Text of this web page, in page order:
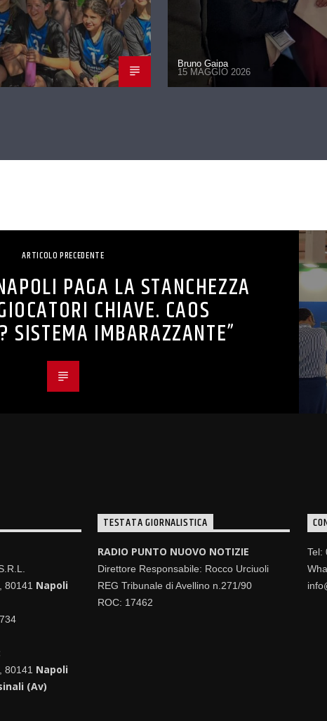
Bruno Gaipa
15 MAGGIO 2026
ARTICOLO PRECEDENTE
PAGA LA STANCHEZZA
CHIAVE. CAOS
SISTEMA IMBARAZZANTE”
80141 Napoli
80141 Napoli
(Av)
TESTATA GIORNALISTICA
RADIO PUNTO NUOVO NOTIZIE
Direttore Responsabile: Rocco Urciuoli
REG Tribunale di Avellino n.271/90
ROC: 17462
Tel: